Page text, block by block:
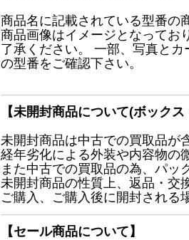
商品名に記載されている型番の
商品画像はイメージとなってお
了承ください。 一部、写真と
の型番をご確認下さい。
【未開封商品について(ボック
未開封商品は中古での買取品が
経年劣化による外装や内容物の
また中古での買取品の為、パッ
未開封商品の性質上、返品・交
ご購入、ご購入後に開封される
【セール商品について】